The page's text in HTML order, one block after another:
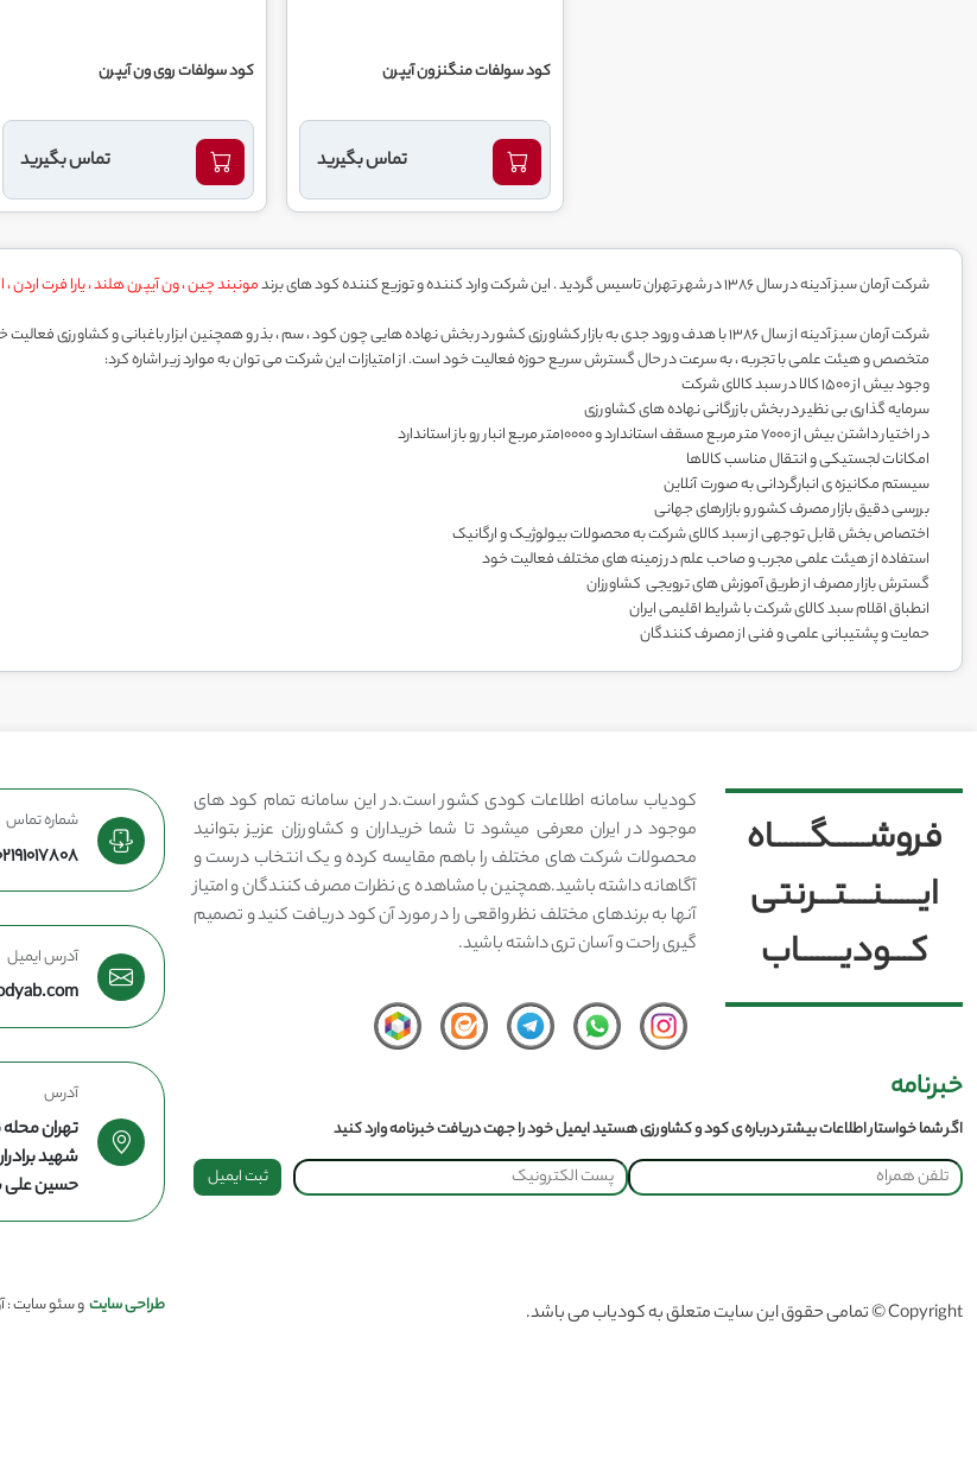
کود سولفات منگنز ون آیپرن
تماس بگیرید
کود سولفات روی ون آیپرن
تماس بگیرید
شرکت آرمان سبز آدینه در سال 1386 در شهر تهران تاسیس گردید . این شرکت وارد کننده و توزیع کننده کود های برند مونبند چین ، ون آیپرن هلند ، یارا فرت اردن
شرکت آرمان سبز آدینه از سال 1386 با هدف ورود جدی به بازار کشاورزی کشور در بخش نهاده هایی چون کود ، سم ، بذر و همچنین ابزار باغبانی و
متخصص و هیئت علمی با تجربه ، به سرعت در حال گسترش سریع حوزه فعالیت خود است. از امتیازات این شرکت می توان به موارد زیر اشاره کرد:
وجود بیش از 1500 کالا در سبد کالای شرکت
سرمایه گذاری بی نظیر در بخش بازرگانی نهاده های کشاورزی
در اختیار داشتن بیش از 7000 متر مربع مسقف استاندارد و 10000متر مربع انبار رو باز استاندارد
امکانات لجستیکی و انتقال مناسب کالاها
سیستم مکانیزه ی انبارگردانی به صورت آنلاین
بررسی دقیق بازار مصرف کشور و بازارهای جهانی
اختصاص بخش قابل توجهی از سبد کالای شرکت به محصولات بیولوژیک و ارگانیک
استفاده از هیئت علمی مجرب و صاحب علم در زمینه های مختلف فعالیت خود
گسترش بازار مصرف از طریق آموزش های ترویجی کشاورزان
انطباق اقلام سبد کالای شرکت با شرایط اقلیمی ایران
حمایت و پشتیبانی علمی و فنی از مصرف کنندگان
فروشــــــگــــــاه
ایــــــنــــتـــرنتی
کـــودیـــــــاب
کودیاب سامانه اطلاعات کودی کشور است.در این سامانه تمام کود های
موجود در ایران معرفی میشود تا شما خریداران و کشاورزان عزیز بتوانید
محصولات شرکت های مختلف را باهم مقایسه کرده و یک انتخاب درست و
آگاهانه داشته باشید.همچنین با مشاهده ی نظرات مصرف کنندگان و امتیاز
آنها به برندهای مختلف نظر واقعی را در مورد آن کود دریافت کنید و تصمیم
گیری راحت و آسان تری داشته باشید.
خبرنامه
اگر شما خواستار اطلاعات بیشتر درباره ی کود و کشاورزی هستید ایمیل خود را جهت دریافت خبرنامه وارد کنید
ثبت ایمیل
شماره تماس
آدرس ایمیل
آدرس
تهران
شهید
حسین علی
Copyright © تمامی حقوق این سایت متعلق به کودیاب می باشد. طراحی سایتو سئو سایت :